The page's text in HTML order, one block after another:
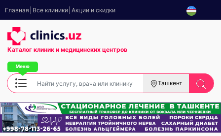
Главная Все клиники Акции и скидки
Каталог клиник и медицинских центров
Ташкент